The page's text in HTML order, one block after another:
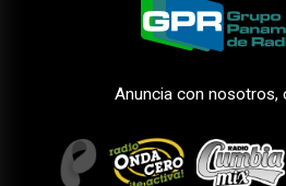
Anuncia con nosotros,